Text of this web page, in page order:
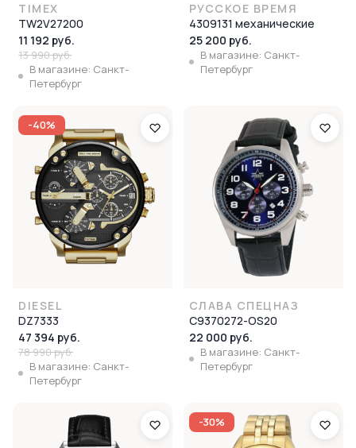
TIMEX
TW2V27200
11 192 руб.
13 990 руб.
В магазине: Санкт-
Петербург
РУССКОЕ ВРЕМЯ
4309131 механические
25 200 руб.
В магазине: Санкт-
Петербург
-40%
DIESEL
DZ7333
47 394 руб.
78 990 руб.
В магазине: Санкт-
Петербург
СЛАВА СПЕЦНАЗ
С9370272-OS20
22 000 руб.
В магазине: Санкт-
Петербург
-30%